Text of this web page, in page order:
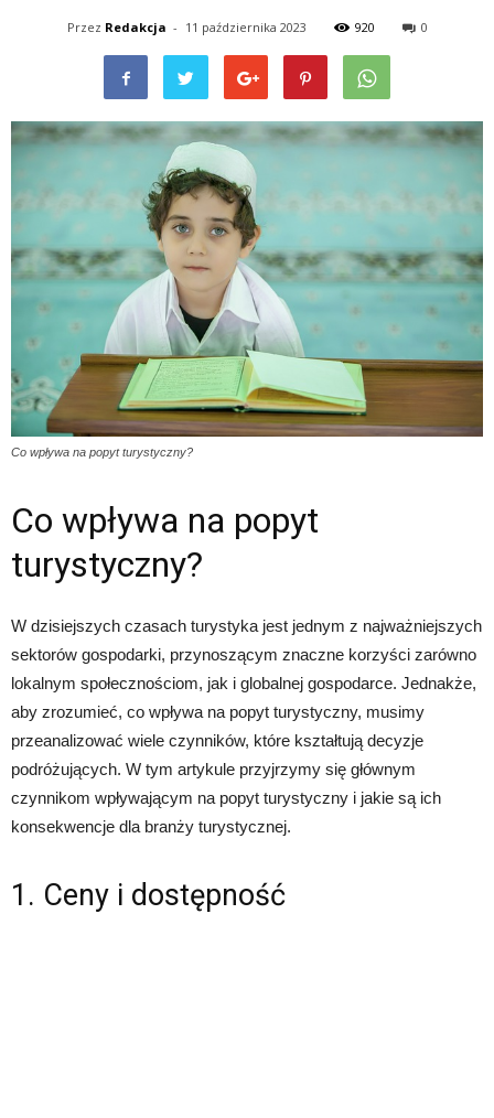
Przez Redakcja - 11 października 2023 920 0
Co wpływa na popyt turystyczny?
Co wpływa na popyt
turystyczny?
W dzisiejszych czasach turystyka jest jednym z najważniejszych
sektorów gospodarki, przynoszącym znaczne korzyści zarówno
lokalnym społecznościom, jak i globalnej gospodarce. Jednakże,
aby zrozumieć, co wpływa na popyt turystyczny, musimy
przeanalizować wiele czynników, które kształtują decyzje
podróżujących. W tym artykule przyjrzymy się głównym
czynnikom wpływającym na popyt turystyczny i jakie są ich
konsekwencje dla branży turystycznej.
1. Ceny i dostępność